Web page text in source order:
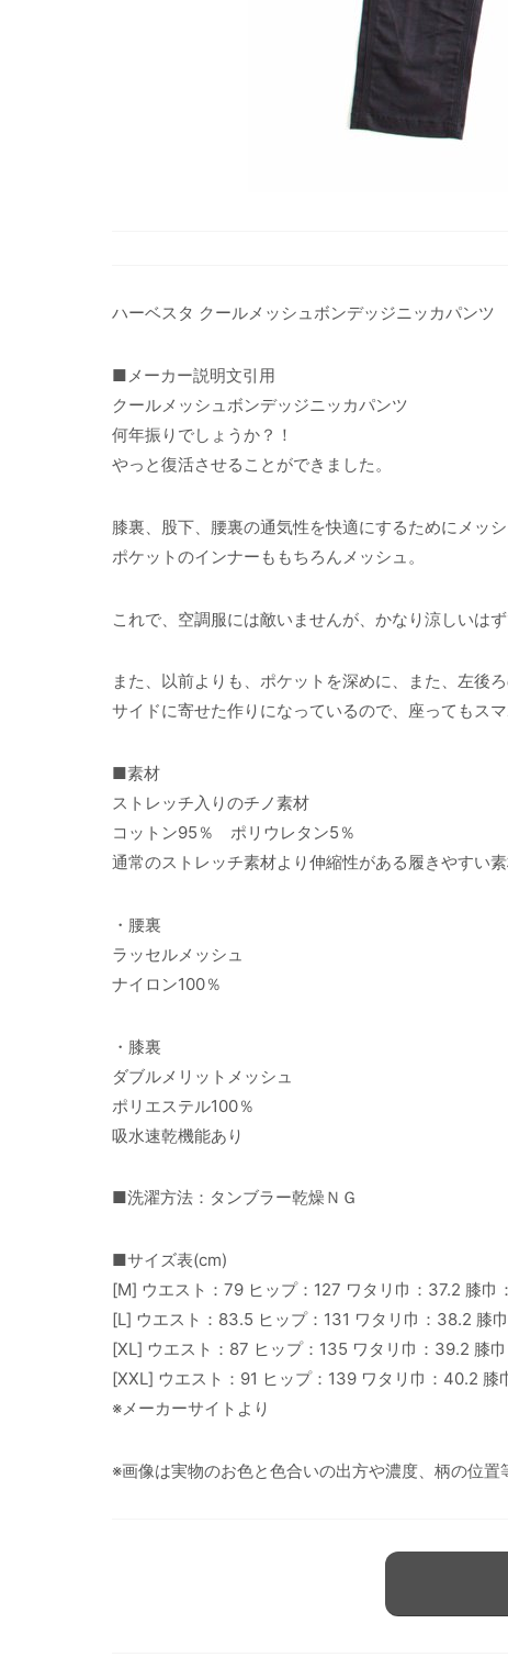
ハーベスタ クールメッシュボンデッジニッカパンツ
■メーカー説明文引用
クールメッシュボンデッジニッカパンツ
何年振りでしょうか？！
やっと復活させることができました。
膝裏、股下、腰裏の通気性を快適にするためにメッ
ポケットのインナーももちろんメッシュ。
これで、空調服には敵いませんが、かなり涼しいはず
また、以前よりも、ポケットを深めに、また、左後
サイドに寄せた作りになっているので、座ってもス
■素材
ストレッチ入りのチノ素材
コットン95％ ポリウレタン5％
通常のストレッチ素材より伸縮性がある履きやすい素
・腰裏
ラッセルメッシュ
ナイロン100％
・膝裏
ダブルメリットメッシュ
ポリエステル100％
吸水速乾機能あり
■洗濯方法：タンブラー乾燥ＮＧ
■サイズ表(cm)
[M] ウエスト：79 ヒップ：127 ワタリ巾：37.2 膝巾
[L] ウエスト：83.5 ヒップ：131 ワタリ巾：38.2 膝
[XL] ウエスト：87 ヒップ：135 ワタリ巾：39.2 膝
[XXL] ウエスト：91 ヒップ：139 ワタリ巾：40.2 膝
※メーカーサイトより
※画像は実物のお色と色合いの出方や濃度、柄の位